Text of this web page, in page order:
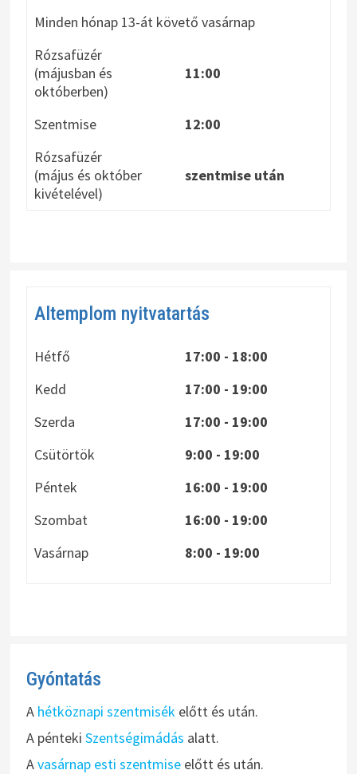
Minden hónap 13-át követő vasárnap
Rózsafüzér
(májusban és
októberben)
11:00
Szentmise
12:00
Rózsafüzér
(május és október
kivételével)
szentmise után
Altemplom nyitvatartás
Hétfő
17:00 - 18:00
Kedd
17:00 - 19:00
Szerda
17:00 - 19:00
Csütörtök
9:00 - 19:00
Péntek
16:00 - 19:00
Szombat
16:00 - 19:00
Vasárnap
8:00 - 19:00
Gyóntatás
A hétköznapi szentmisékelőtt és után.
A pénteki Szentségimádás alatt.
Avasárnap esti szentmiseelőtt és után.